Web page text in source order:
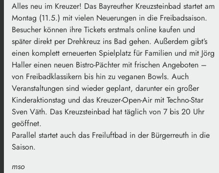
Alles neu im Kreuzer! Das Bayreuther Kreuzsteinbad startet am
Montag (11.5.) mit vielen Neuerungen in die Freibadsaison.
Besucher können ihre Tickets erstmals online kaufen und
später direkt per Drehkreuz ins Bad gehen. Außerdem gibt’s
einen komplett erneuerten Spielplatz für Familien und mit Jörg
Haller einen neuen Bistro-Pächter mit frischen Angeboten –
von Freibadklassikern bis hin zu veganen Bowls. Auch
Veranstaltungen sind wieder geplant, darunter ein großer
Kinderaktionstag und das Kreuzer-Open-Air mit Techno-Star
Sven Väth. Das Kreuzsteinbad hat täglich von 7 bis 20 Uhr
geöffnet.
Parallel startet auch das Freiluftbad in der Bürgerreuth in die
Saison.
mso